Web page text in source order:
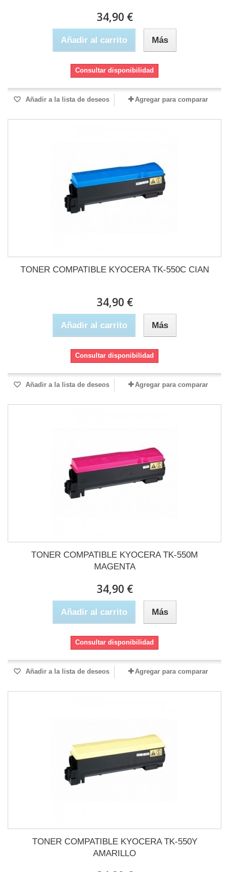
34,90 €
Añadir al carrito Más
Consultar disponibilidad
Añadir a la lista de deseos Agregar para comparar
TONER COMPATIBLE KYOCERA TK-550C CIAN
34,90 €
Añadir al carrito Más
Consultar disponibilidad
Añadir a la lista de deseos Agregar para comparar
TONER COMPATIBLE KYOCERA TK-550M
MAGENTA
34,90 €
Añadir al carrito Más
Consultar disponibilidad
Añadir a la lista de deseos Agregar para comparar
TONER COMPATIBLE KYOCERA TK-550Y
AMARILLO